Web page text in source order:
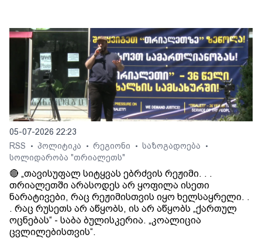
05-07-2026 22:23
RSS
• პოლიტიკა • რეგიონი • საზოგადოება •
სოლიდარობა "თრიალეთს"
🔴 „თავისუფალ სიტყვას ებრძვის რეჟიმი. . .
თრიალეთში არასოდეს არ ყოფილა ისეთი
ნარატივები, რაც რეჟიმისთვის იყო ხელსაყრელი. .
. რაც რუსეთს არ აწყობს, ის არ აწყობს „ქართულ
ოცნებას“ - საბა ბულისკერია. „კოალიცია
ცვლილებისთვის“.